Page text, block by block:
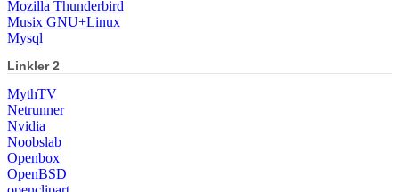
Mozilla Thunderbird
Musix GNU+Linux
Mysql
Linkler 2
MythTV
Netrunner
Nvidia
Noobslab
Openbox
OpenBSD